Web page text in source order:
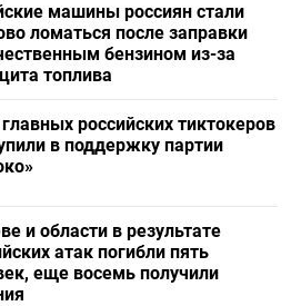
машины россиян стали
ломаться после заправки
бензином из-за
топлива
российских тиктокеров
в поддержку партии
и области в результате
атак погибли пять
еще восемь получили